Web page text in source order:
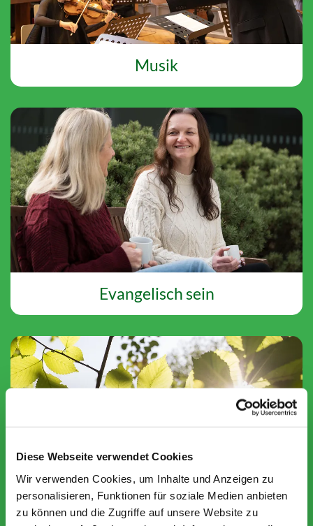
Diese Webseite verwendet Cookies
Wir verwenden Cookies, um Inhalte und Anzeigen zu
personalisieren, Funktionen für soziale Medien anbieten
zu können und die Zugriffe auf unsere Website zu
Musik
Evangelisch sein
Spirituelles